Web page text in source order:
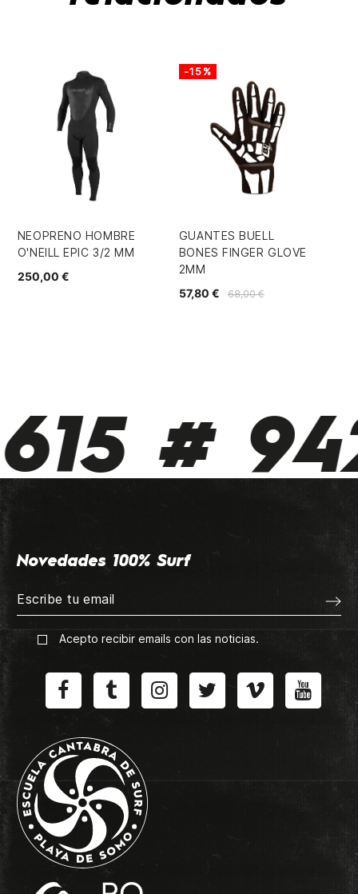
NEOPRENO HOMBRE
O'NEILL EPIC 3/2 MM
250,00 €
GUANTES BUELL
BONES FINGER GLOVE
2MM
68,00 €
57,80 €
-15%
#
Novedades 100% Surf
Acepto recibir emails con las noticias.